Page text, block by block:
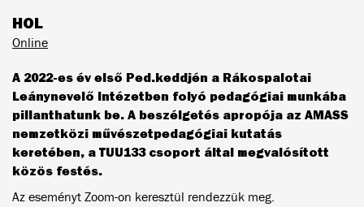
HOL
Online
A 2022-es év első Ped.keddjén a Rákospalotai
Leánynevelő Intézetben folyó pedagógiai munkába
pillanthatunk be. A beszélgetés apropója az AMASS
nemzetközi művészetpedagógiai kutatás
keretében, a TUU133 csoport által megvalósított
közös festés.
Az eseményt Zoom-on keresztül rendezzük meg.